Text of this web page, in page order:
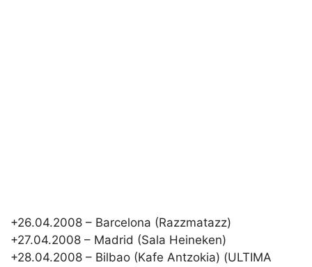
+26.04.2008 – Barcelona (Razzmatazz)
+27.04.2008 – Madrid (Sala Heineken)
+28.04.2008 – Bilbao (Kafe Antzokia) (ULTIMA